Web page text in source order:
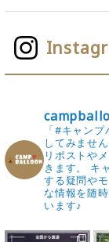
「#キャン
してみませ
リポストや
きます。
キ
する疑問や
な情報を随
います♪